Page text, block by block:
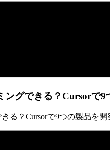
グできる？Cursorで9
る？Cursorで9つの製品を開